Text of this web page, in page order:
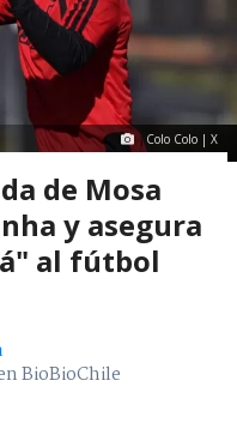
Colo Colo | X
de Mosa
y asegura
al fútbol
BioBioChile